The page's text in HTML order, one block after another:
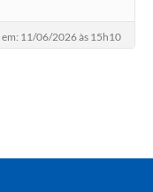
11/06/2026 às 15h10